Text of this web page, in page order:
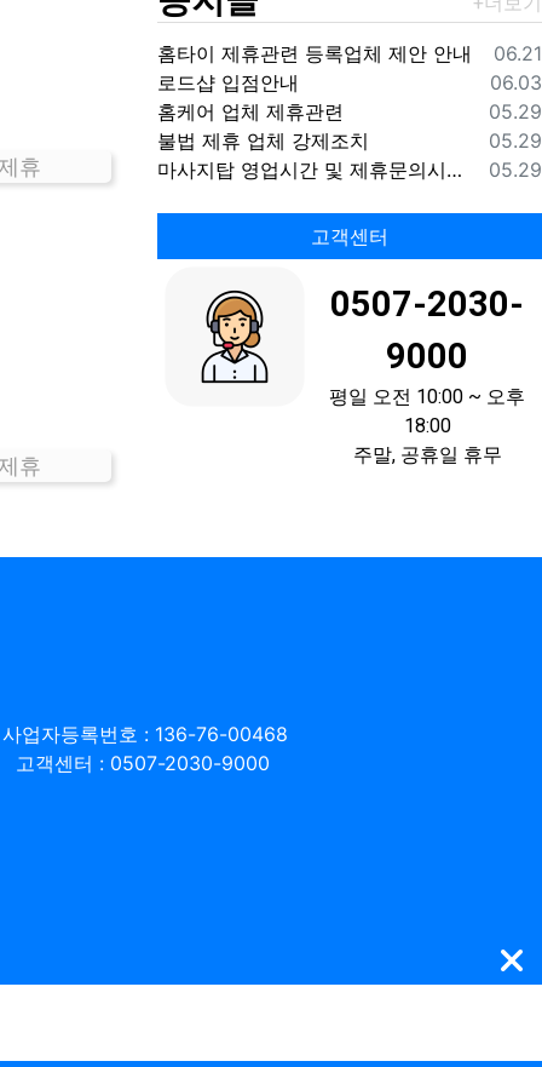
휴
휴
등록
06.21
홈타이 제휴관련 등록업체 제안 안내
등록
06.03
로드샵 입점안내
등록
05.29
홈케어 업체 제휴관련
등록
05.29
불법 제휴 업체 강제조치
등록
05.29
마사지탑 영업시간 및 제휴문의시간 안내
고객센터
0507-2030-
9000
평일 오전 10:00 ~ 오후
18:00
주말, 공휴일 휴무
사업자등록번호 : 136-76-00468
고객센터 : 0507-2030-9000